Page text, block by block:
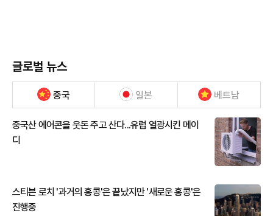
글로벌 뉴스
중국 일본 베트남
중국산 에어콘을 웃돈 주고 산다...유럽 열광시킨 메이
디
스티븐 로치 '과거의 홍콩'은 끝났지만 '새로운 홍콩'은
진행중